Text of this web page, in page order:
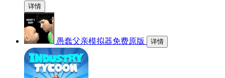
详情
愚蠢父亲模拟器免费原版 详情